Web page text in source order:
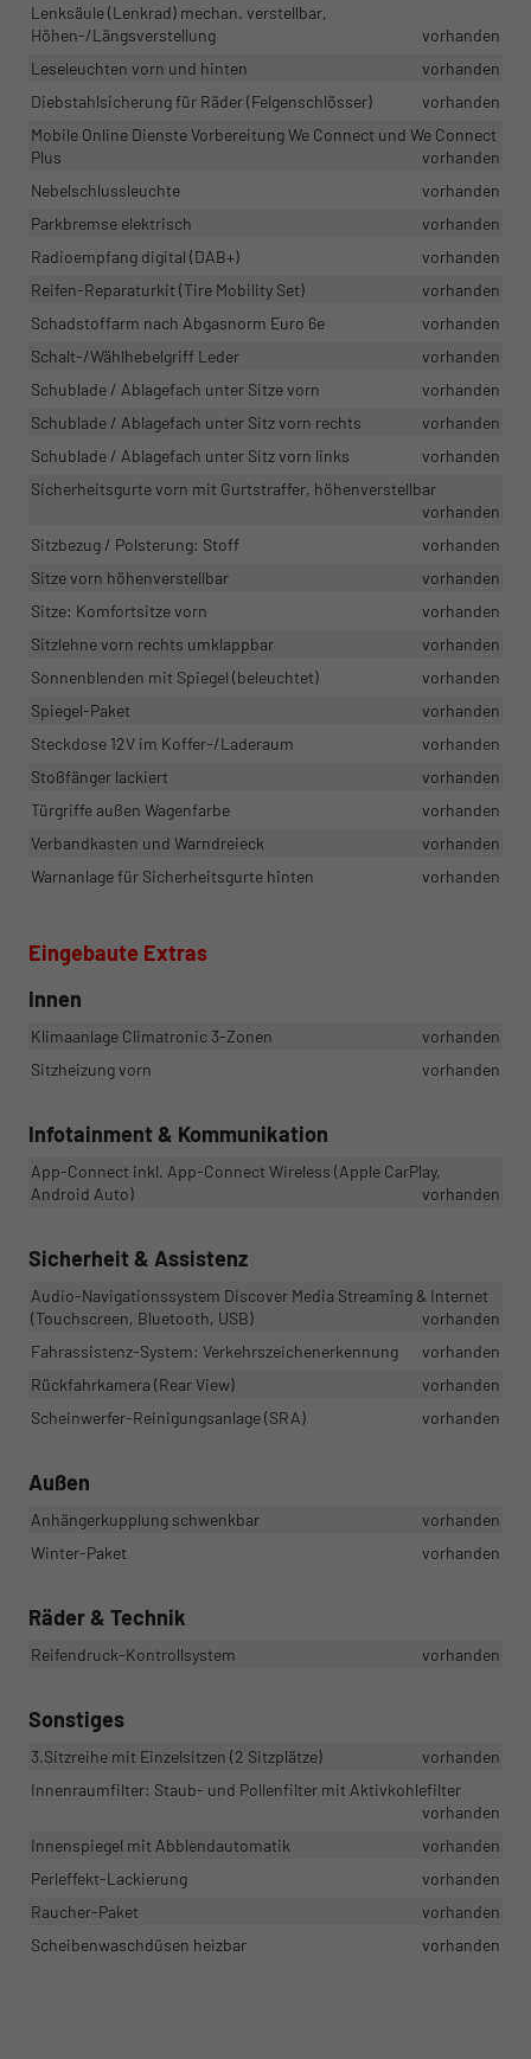
Lenksäule (Lenkrad) mechan. verstellbar,
Höhen-/Längsverstellung
vorhanden
Leseleuchten vorn und hinten
vorhanden
Diebstahlsicherung für Räder (Felgenschlösser)
vorhanden
Mobile Online Dienste Vorbereitung We Connect und We Connect
Plus
vorhanden
Nebelschlussleuchte
vorhanden
Parkbremse elektrisch
vorhanden
Radioempfang digital (DAB+)
vorhanden
Reifen-Reparaturkit (Tire Mobility Set)
vorhanden
Schadstoffarm nach Abgasnorm Euro 6e
vorhanden
Schalt-/Wählhebelgriff Leder
vorhanden
Schublade / Ablagefach unter Sitze vorn
vorhanden
Schublade / Ablagefach unter Sitz vorn rechts
vorhanden
Schublade / Ablagefach unter Sitz vorn links
vorhanden
Sicherheitsgurte vorn mit Gurtstraffer, höhenverstellbar
vorhanden
Sitzbezug / Polsterung: Stoff
vorhanden
Sitze vorn höhenverstellbar
vorhanden
Sitze: Komfortsitze vorn
vorhanden
Sitzlehne vorn rechts umklappbar
vorhanden
Sonnenblenden mit Spiegel (beleuchtet)
vorhanden
Spiegel-Paket
vorhanden
Steckdose 12V im Koffer-/Laderaum
vorhanden
Stoßfänger lackiert
vorhanden
Türgriffe außen Wagenfarbe
vorhanden
Verbandkasten und Warndreieck
vorhanden
Warnanlage für Sicherheitsgurte hinten
vorhanden
Eingebaute Extras
Innen
Klimaanlage Climatronic 3-Zonen
vorhanden
Sitzheizung vorn
vorhanden
Infotainment & Kommunikation
App-Connect inkl. App-Connect Wireless (Apple CarPlay,
Android Auto)
vorhanden
Sicherheit & Assistenz
Audio-Navigationssystem Discover Media Streaming & Internet
(Touchscreen, Bluetooth, USB)
vorhanden
Fahrassistenz-System: Verkehrszeichenerkennung
vorhanden
Rückfahrkamera (Rear View)
vorhanden
Scheinwerfer-Reinigungsanlage (SRA)
vorhanden
Außen
Anhängerkupplung schwenkbar
vorhanden
Winter-Paket
vorhanden
Räder & Technik
Reifendruck-Kontrollsystem vorhanden
Sonstiges
3.Sitzreihe mit Einzelsitzen (2 Sitzplätze)
vorhanden
Innenraumfilter: Staub- und Pollenfilter mit Aktivkohlefilter
vorhanden
Innenspiegel mit Abblendautomatik
vorhanden
Perleffekt-Lackierung
vorhanden
Raucher-Paket
vorhanden
Scheibenwaschdüsen heizbar
vorhanden